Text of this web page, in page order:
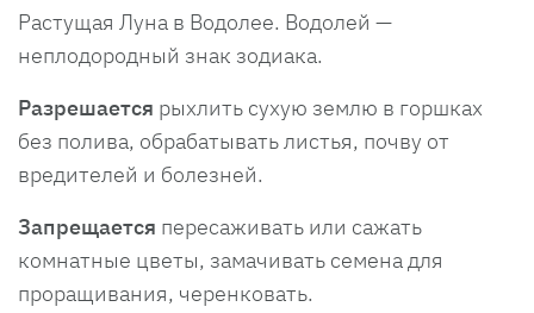
Растущая Луна в Водолее. Водолей —
неплодородный знак зодиака.
Разрешается рыхлить сухую землю в горшках
без полива, обрабатывать листья, почву от
вредителей и болезней.
Запрещается пересаживать или сажать
комнатные цветы, замачивать семена для
проращивания, черенковать.